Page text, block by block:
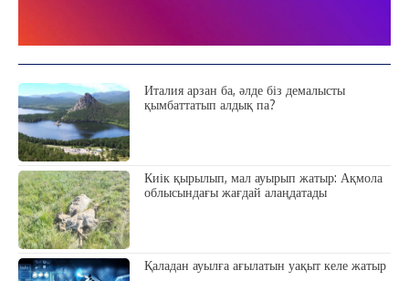
Италия арзан ба, әлде біз демалысты
қымбаттатып алдық па?
Киік қырылып, мал ауырып жатыр: Ақмола
облысындағы жағдай алаңдатады
Қаладан ауылға ағылатын уақыт келе жатыр